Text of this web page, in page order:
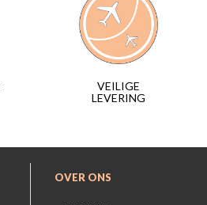
VEILIGE
LEVERING
OVER ONS